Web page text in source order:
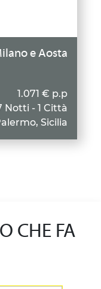
e Aosta
1.071 € p.p
Notti - 1 Città
Sicilia
CHE FA